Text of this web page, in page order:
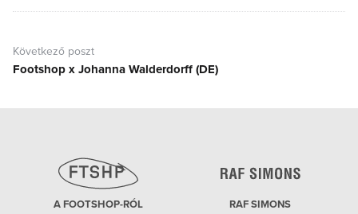
Következő poszt
Következő
Footshop x Johanna Walderdorff (DE)
A FOOTSHOP-RÓL RAF SIMONS